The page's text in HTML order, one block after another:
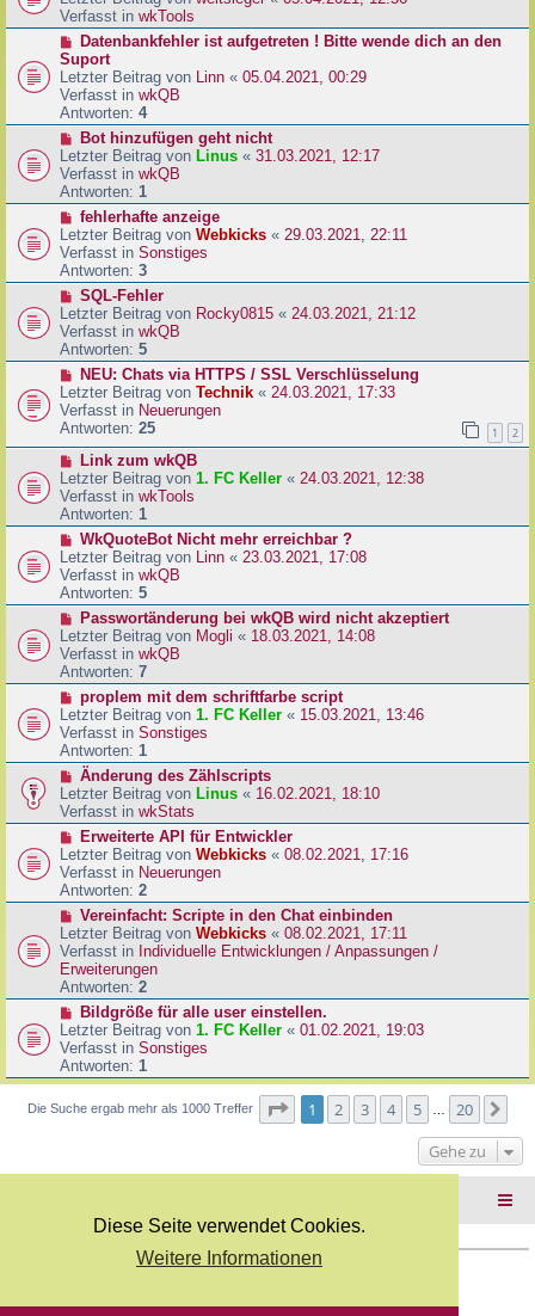
Diese Seite verwendet Cookies.
Weitere Informationen
g
e
i
r
a
g
u
e
B
e
i
t
a
g
Verfasst in wkTools
N
e
u
e
r
B
e
i
t
r
a
g
Datenbankfehler ist aufgetreten ! Bitte wende dich an den
Suport
Letzter Beitrag von Linn « 05.04.2021, 00:29
Verfasst in wkQB
Antworten: 4
N
e
u
e
r
B
e
i
t
a
g
Bot hinzufügen geht nicht
Letzter Beitrag von Linus « 31.03.2021, 12:17
Verfasst in wkQB
Antworten: 1
N
e
u
e
r
B
e
i
t
a
g
fehlerhafte anzeige
Letzter Beitrag von Webkicks « 29.03.2021, 22:11
Verfasst in Sonstiges
Antworten: 3
N
e
u
e
r
B
e
i
t
a
g
SQL-Fehler
Letzter Beitrag von Rocky0815 « 24.03.2021, 21:12
Verfasst in wkQB
Antworten: 5
N
e
u
e
r
B
e
i
t
a
g
NEU: Chats via HTTPS / SSL Verschlüsselung
Letzter Beitrag von Technik « 24.03.2021, 17:33
Verfasst in Neuerungen
Antworten: 25 1 2
N
e
u
e
r
B
e
i
t
a
g
Link zum wkQB
Letzter Beitrag von 1. FC Keller « 24.03.2021, 12:38
Verfasst in wkTools
Antworten: 1
N
e
u
e
r
B
e
i
t
a
g
WkQuoteBot Nicht mehr erreichbar ?
Letzter Beitrag von Linn « 23.03.2021, 17:08
Verfasst in wkQB
Antworten: 5
N
e
u
e
r
B
e
i
t
a
g
Passwortänderung bei wkQB wird nicht akzeptiert
Letzter Beitrag von Mogli « 18.03.2021, 14:08
Verfasst in wkQB
Antworten: 7
N
e
u
e
r
B
e
i
r
a
g
proplem mit dem schriftfarbe script
Letzter Beitrag von 1. FC Keller « 15.03.2021, 13:46
Verfasst in Sonstiges
Antworten: 1
N
e
u
e
r
B
e
i
r
a
g
Änderung des Zählscripts
Letzter Beitrag von Linus « 16.02.2021, 18:10
Verfasst in wkStats
N
e
u
e
r
B
e
i
t
r
a
g
Erweiterte API für Entwickler
Letzter Beitrag von Webkicks « 08.02.2021, 17:16
Verfasst in Neuerungen
Antworten: 2
N
e
u
e
r
B
e
i
t
r
g
Vereinfacht: Scripte in den Chat einbinden
Letzter Beitrag von Webkicks « 08.02.2021, 17:11
Verfasst in Individuelle Entwicklungen / Anpassungen /
Erweiterungen
Antworten: 2
N
e
u
e
r
B
e
r
Bildgröße für alle user einstellen.
Letzter Beitrag von 1. FC Keller « 01.02.2021, 19:03
Verfasst in Sonstiges
Antworten: 1
Die Suche ergab mehr als 1000 Treffer Seite von
1 2 3 4 5 20
Gehe zu
Deutsche Übersetzung durchphpBB.de